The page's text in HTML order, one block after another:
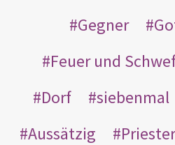
Gegner
Feuer und
Dorf
siebenmal
Aussätzig